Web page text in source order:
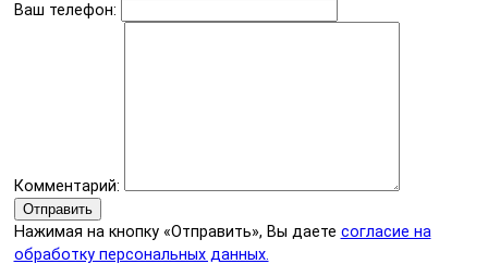
Ваш телефон:
Комментарий:
Отправить
Нажимая на кнопку «Отправить», Вы даете согласие на
обработку персональных данных.